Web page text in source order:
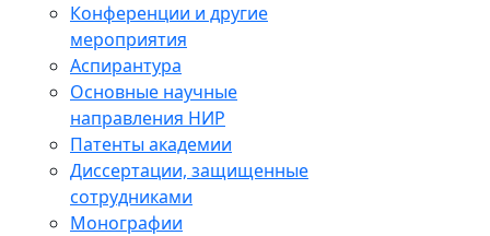
Конференции и другие
мероприятия
Аспирантура
Основные научные
направления НИР
Патенты академии
Диссертации, защищенные
сотрудниками
Монографии